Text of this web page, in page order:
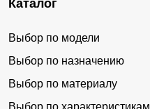
Каталог
Выбор по модели
Выбор по назначению
Выбор по материалу
Выбор по характеристикам